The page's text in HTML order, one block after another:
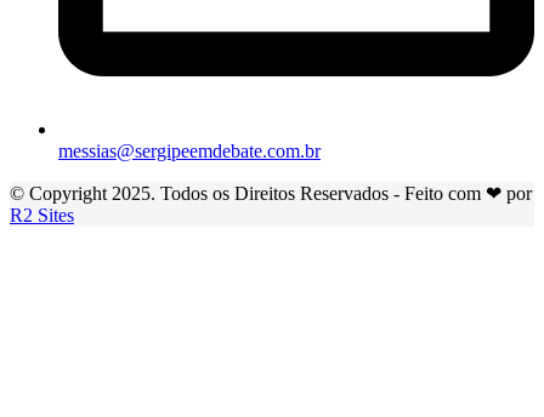
messias@sergipeemdebate.com.br
© Copyright 2025. Todos os Direitos Reservados - Feito com ❤ por
R2 Sites